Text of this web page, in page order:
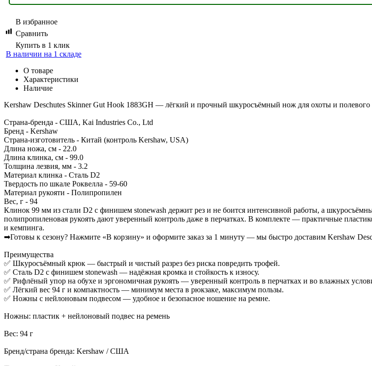
В избранное
Сравнить
Купить в 1 клик
В наличии на 1 складе
О товаре
Характеристики
Наличие
Kershaw Deschutes Skinner Gut Hook 1883GH — лёгкий и прочный шкуросъёмный нож для охоты и полевого
Страна-бренда - США, Kai Industries Co., Ltd
Бренд - Kershaw
Страна-изготовитель - Китай (контроль Kershaw, USA)
Длина ножа, см - 22.0
Длина клинка, см - 99.0
Толщина лезвия, мм - 3.2
Материал клинка - Сталь D2
Твердость по шкале Роквелла - 59-60
Материал рукояти - Полипропилен
Вес, г - 94
Клинок 99 мм из стали D2 с финишем stonewash держит рез и не боится интенсивной работы, а
полипропиленовая рукоять дают уверенный контроль даже в перчатках. В комплекте — практичные
и кемпинга.
➡Готовы к сезону? Нажмите «В корзину» и оформите заказ за 1 минуту — мы быстро доставим Kershaw
Преимущества
✅ Шкуросъёмный крюк — быстрый и чистый разрез без риска повредить трофей.
✅ Сталь D2 с финишем stonewash — надёжная кромка и стойкость к износу.
✅ Рифлёный упор на обухе и эргономичная рукоять — уверенный контроль в перчатках и во влажных
✅ Лёгкий вес 94 г и компактность — минимум места в рюкзаке, максимум пользы.
✅ Ножны с нейлоновым подвесом — удобное и безопасное ношение на ремне.
Ножны: пластик + нейлоновый подвес на ремень
Вес: 94 г
Бренд/страна бренда: Kershaw / США